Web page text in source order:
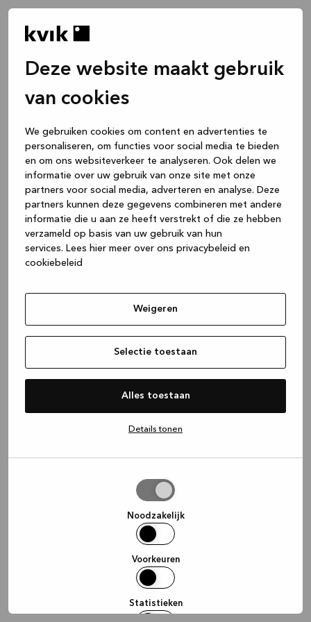
Deze website maakt gebruik
van cookies
We gebruiken cookies om content en advertenties te
personaliseren, om functies voor social media te bieden
en om ons websiteverkeer te analyseren. Ook delen we
informatie over uw gebruik van onze site met onze
partners voor social media, adverteren en analyse. Deze
partners kunnen deze gegevens combineren met andere
informatie die u aan ze heeft verstrekt of die ze hebben
verzameld op basis van uw gebruik van hun
services. Lees hier meer over ons privacybeleid en
cookiebeleid
Weigeren
Selectie toestaan
Alles toestaan
Details tonen
Noodzakelijk
Voorkeuren
Statistieken
(see the browser console for more
information).